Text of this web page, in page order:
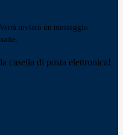
Verrà inviato un messaggio
casella di posta elettronica!